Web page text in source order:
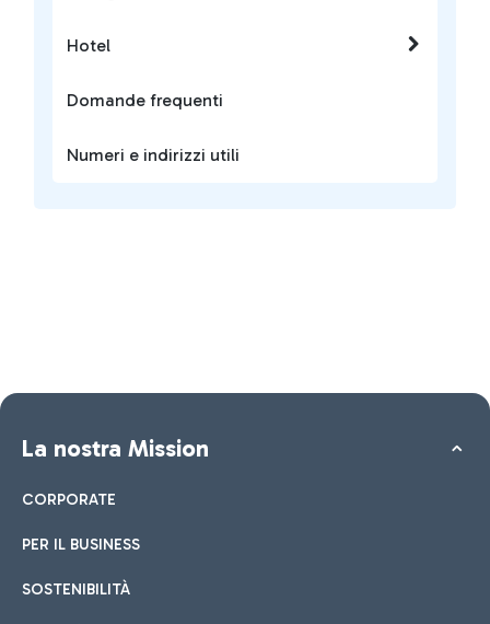
Hotel
Domande frequenti
Numeri e indirizzi utili
La nostra Mission
CORPORATE
PER IL BUSINESS
SOSTENIBILITÀ